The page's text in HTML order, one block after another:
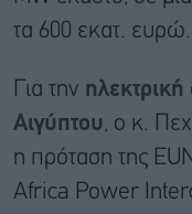
τα 600 εκατ. ευρώ.
Για την
Αιγύπτου, ο κ.
η πρόταση της
Africa Power